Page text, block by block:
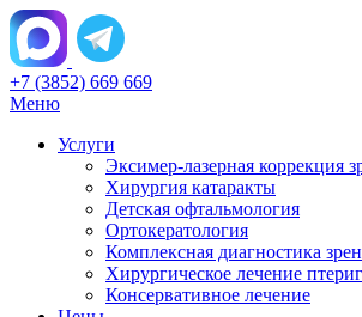
+7 (3852) 669 669
Меню
Услуги
Эксимер-лазерная коррекция
Хирургия катаракты
Детская офтальмология
Ортокератология
Комплексная диагностика
Хирургическое лечение
Консервативное лечение